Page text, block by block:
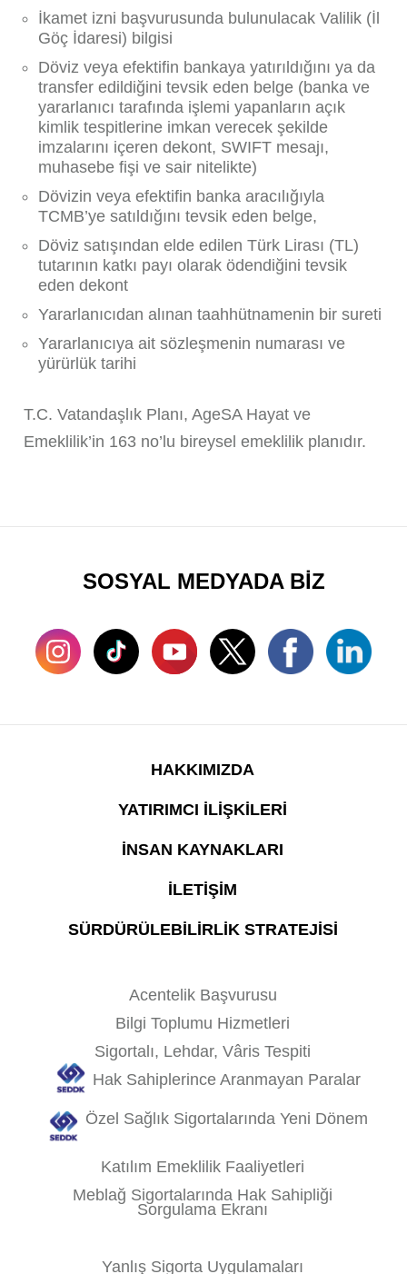
İkamet izni başvurusunda bulunulacak Valilik (İl
Göç İdaresi) bilgisi
Döviz veya efektifin bankaya yatırıldığını ya da
transfer edildiğini tevsik eden belge (banka ve
yararlanıcı tarafında işlemi yapanların açık
kimlik tespitlerine imkan verecek şekilde
imzalarını içeren dekont, SWIFT mesajı,
muhasebe fişi ve sair nitelikte)
Dövizin veya efektifin banka aracılığıyla
TCMB’ye satıldığını tevsik eden belge,
Döviz satışından elde edilen Türk Lirası (TL)
tutarının katkı payı olarak ödendiğini tevsik
eden dekont
Yararlanıcıdan alınan taahhütnamenin bir sureti
Yararlanıcıya ait sözleşmenin numarası ve
yürürlük tarihi
T.C. Vatandaşlık Planı, AgeSA Hayat ve
Emeklilik’in 163 no’lu bireysel emeklilik planıdır.
SOSYAL MEDYADA BİZ
HAKKIMIZDA
YATIRIMCI İLİŞKİLERİ
İNSAN KAYNAKLARI
İLETİŞİM
SÜRDÜRÜLEBİLİRLİK STRATEJİSİ
Acentelik Başvurusu
Bilgi Toplumu Hizmetleri
Sigortalı, Lehdar, Vâris Tespiti
Hak Sahiplerince Aranmayan Paralar
Özel Sağlık Sigortalarında Yeni Dönem
Katılım Emeklilik Faaliyetleri
Meblağ Sigortalarında Hak Sahipliği
Sorgulama Ekranı
Yanlış Sigorta Uygulamaları